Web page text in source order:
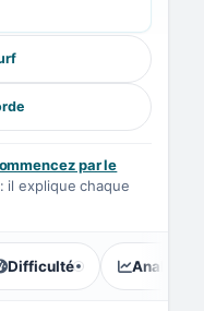
par le
il explique chaque
Difficultédes parieurs :
Analyse